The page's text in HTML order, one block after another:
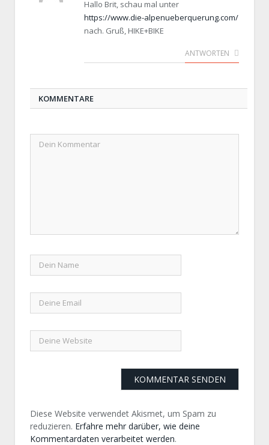
Hallo Brit, schau mal unter
https://www.die-alpenueberquerung.com/
nach. Gruß, HIKE+BIKE
ANTWORTEN
KOMMENTARE
Diese Website verwendet Akismet, um Spam zu
reduzieren. Erfahre mehr darüber, wie deine
Kommentardaten verarbeitet werden.